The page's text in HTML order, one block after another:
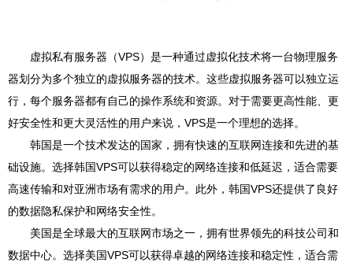
虚拟私有服务器（VPS）是一种通过虚拟化技术将一台物理服务
器划分为多个独立的虚拟服务器的技术。这些虚拟服务器可以独立运
行，每个服务器都有自己的操作系统和资源。对于需要更高性能、更
好安全性和更大灵活性的用户来说，VPS是一个理想的选择。
韩国是一个技术发达的国家，拥有快速的互联网连接和先进的基
础设施。选择韩国VPS可以获得稳定的网络连接和低延迟，适合需要
高速传输和对亚洲市场有需求的用户。此外，韩国VPS还提供了良好
的数据隐私保护和网络安全性。
美国是全球最大的互联网市场之一，拥有世界领先的科技公司和
数据中心。选择美国VPS可以获得卓越的网络连接和稳定性，适合需